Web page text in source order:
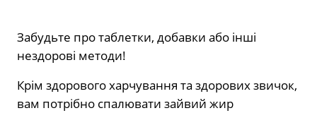
Забудьте про таблетки, добавки або інші
нездорові методи!
Крім здорового харчування та здорових звичок,
вам потрібно спалювати зайвий жир